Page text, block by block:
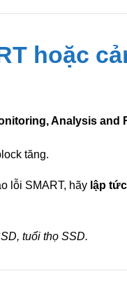
hoặc
Analysis and
tăng.
lỗi SMART, hãy lập
tuổi thọ SSD.